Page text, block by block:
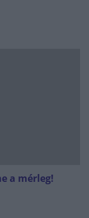
a mérleg!